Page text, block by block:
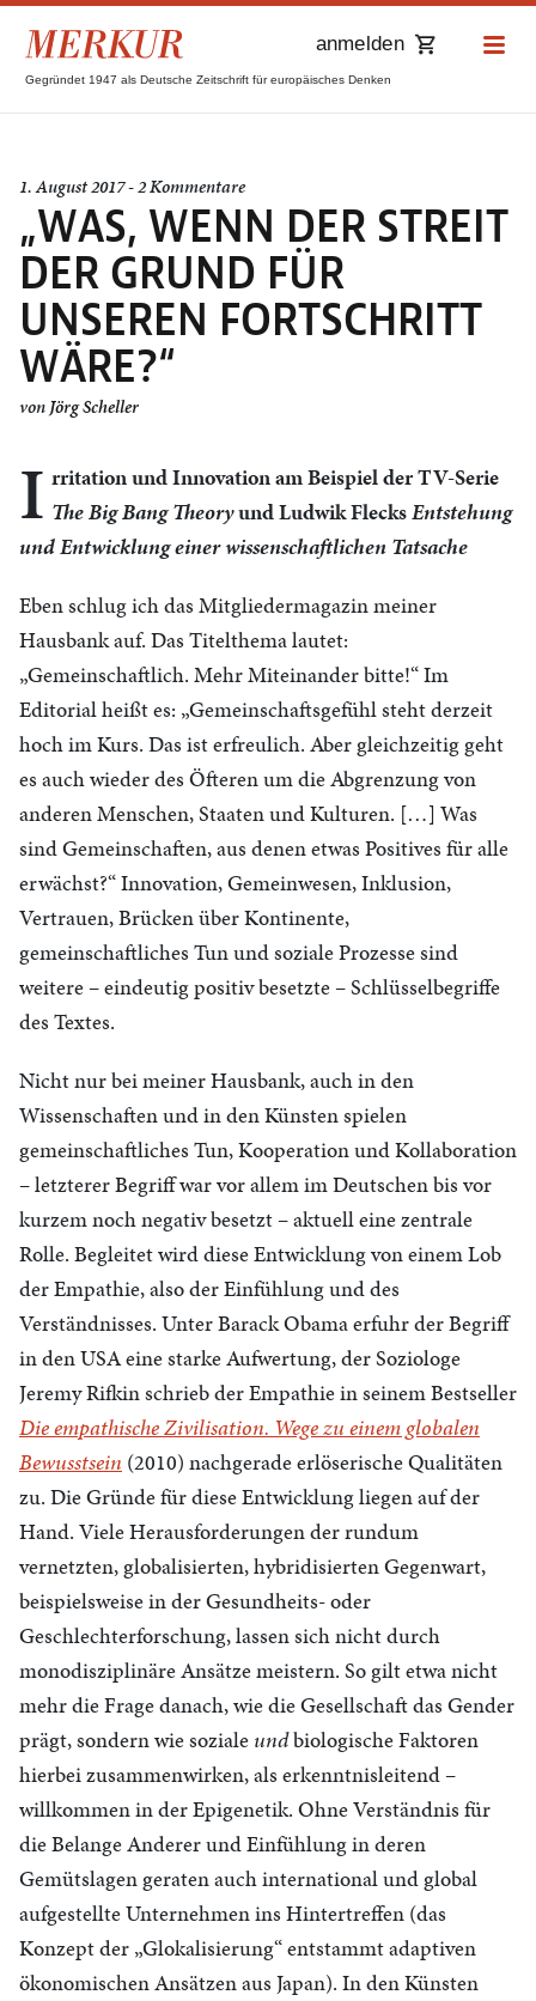
Gegründet 1947 als Deutsche Zeitschrift für europäisches Denken
anmelden
1. August 2017 - 2 Kommentare
„WAS, WENN DER STREIT
DER GRUND FÜR
UNSEREN FORTSCHRITT
WÄRE?“
von Jörg Scheller
I rritation und Innovation am Beispiel der TV-Serie
The Big Bang Theoryund Ludwik FlecksEntstehung
und Entwicklung einer wissenschaftlichen Tatsache
Eben schlug ich das Mitgliedermagazin meiner
Hausbank auf. Das Titelthema lautet:
„Gemeinschaftlich. Mehr Miteinander bitte!“ Im
Editorial heißt es: „Gemeinschaftsgefühl steht derzeit
hoch im Kurs. Das ist erfreulich. Aber gleichzeitig geht
es auch wieder des Öfteren um die Abgrenzung von
anderen Menschen, Staaten und Kulturen. […] Was
sind Gemeinschaften, aus denen etwas Positives für alle
erwächst?“ Innovation, Gemeinwesen, Inklusion,
Vertrauen, Brücken über Kontinente,
gemeinschaftliches Tun und soziale Prozesse sind
weitere – eindeutig positiv besetzte – Schlüsselbegriffe
des Textes.
Nicht nur bei meiner Hausbank, auch in den
Wissenschaften und in den Künsten spielen
gemeinschaftliches Tun, Kooperation und Kollaboration
– letzterer Begriff war vor allem im Deutschen bis vor
kurzem noch negativ besetzt – aktuell eine zentrale
Rolle. Begleitet wird diese Entwicklung von einem Lob
der Empathie, also der Einfühlung und des
Verständnisses. Unter Barack Obama erfuhr der Begriff
in den USA eine starke Aufwertung, der Soziologe
Jeremy Rifkin schrieb der Empathie in seinem Bestseller
Die empathische Zivilisation. Wege zu einem globalen
Bewusstsein (2010) nachgerade erlöserische Qualitäten
zu. Die Gründe für diese Entwicklung liegen auf der
Hand. Viele Herausforderungen der rundum
vernetzten, globalisierten, hybridisierten Gegenwart,
beispielsweise in der Gesundheits- oder
Geschlechterforschung, lassen sich nicht durch
monodisziplinäre Ansätze meistern. So gilt etwa nicht
mehr die Frage danach, wie die Gesellschaft das Gender
prägt, sondern wie soziale undbiologische Faktoren
hierbei zusammenwirken, als erkenntnisleitend –
willkommen in der Epigenetik. Ohne Verständnis für
die Belange Anderer und Einfühlung in deren
Gemütslagen geraten auch international und global
aufgestellte Unternehmen ins Hintertreffen (das
Konzept der „Glokalisierung“ entstammt adaptiven
ökonomischen Ansätzen aus Japan). In den Künsten